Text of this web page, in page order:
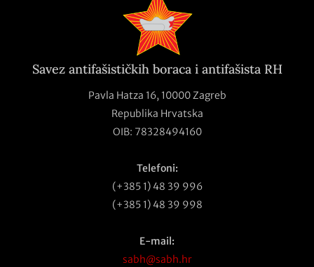
Savez antifašističkih boraca i antifašista RH
Pavla Hatza 16, 10000 Zagreb
Republika Hrvatska
OIB: 78328494160
Telefoni:
(+385 1) 48 39 996
(+385 1) 48 39 998
E-mail:
sabh@sabh.hr